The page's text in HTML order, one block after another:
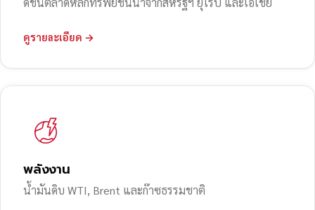
ดูรายละเอียด →
พลังงาน
น้ำมันดิบ WTI, Brent และก๊าซธรรมชาติ